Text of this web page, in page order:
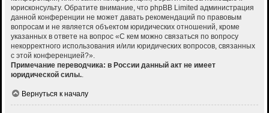
юрисконсульту. Обратите внимание, что phpBB Limited администрация
данной конференции не может давать рекомендаций по правовым
вопросам и не является объектом юридических отношений, кроме
указанных в ответе на вопрос «С кем можно связаться по вопросу
некорректного использования и/или юридических вопросов, связанных
с этой конференцией?».
Примечание переводчика: в России данный акт не имеет
юридической силы..
Вернуться к началу